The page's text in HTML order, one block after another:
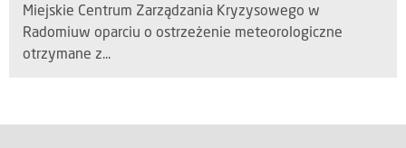
Miejskie Centrum Zarządzania Kryzysowego w
Radomiuw oparciu o ostrzeżenie meteorologiczne
otrzymane z...